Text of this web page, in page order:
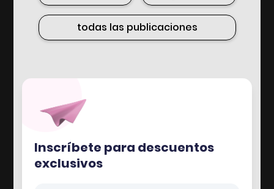
todas las publicaciones
Inscríbete para descuentos
exclusivos